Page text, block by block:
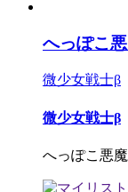
へっぽこ
微少女戦士β
微少女戦士β
へっぽこ悪